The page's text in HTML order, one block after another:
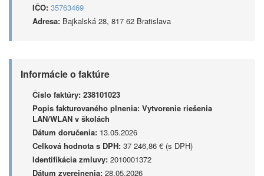
IČO: 35763469
Adresa: Bajkalská 28, 817 62 Bratislava
Informácie o faktúre
Číslo faktúry: 238101023
Popis fakturovaného plnenia: Vytvorenie riešenia
LAN/WLAN v školách
Dátum doručenia: 13.05.2026
Celková hodnota s DPH: 37 246,86 € (s DPH)
Identifikácia zmluvy: 2010001372
Dátum zverejnenia: 28.05.2026